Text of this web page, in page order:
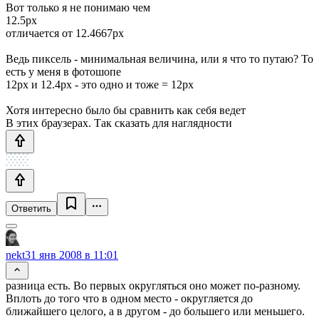
Вот только я не понимаю чем
12.5px
отличается от 12.4667px
Ведь пиксель - минимальная величина, или я что то путаю? То
есть у меня в фотошопе
12px и 12.4px - это одно и тоже = 12px
Хотя интересно было бы сравнить как себя ведет
В этих браузерах. Так сказать для наглядности
Ответить
nekt31 янв 2008 в 11:01
разница есть. Во первых округляться оно может по-разному.
Вплоть до того что в одном место - округляется до
ближайшего целого, а в другом - до большего или меньшего.